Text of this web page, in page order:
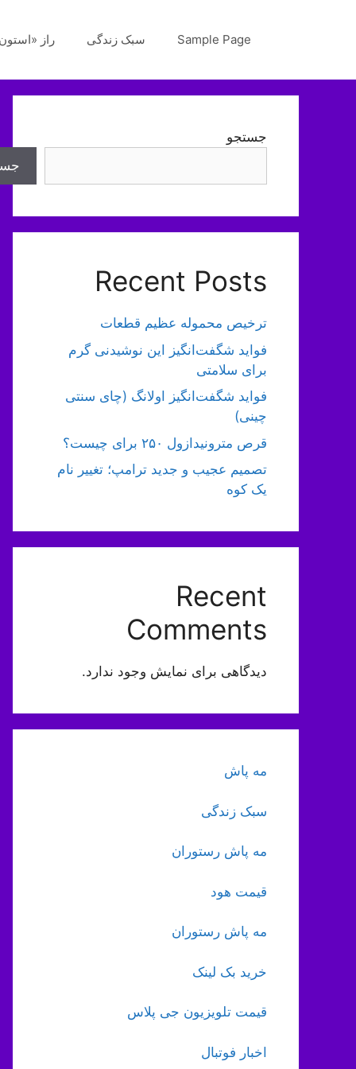
Sample Page سبک زندگی راز
جستجو
Recent Posts
ترخیص محموله عظیم قطعات
فواید شگفت‌انگیز این نوشیدنی گرم
برای سلامتی
فواید شگفت‌انگیز اولانگ (چای سنتی
چینی)
قرص مترونیدازول ۲۵۰ برای چیست؟
تصمیم عجیب و جدید ترامپ؛ تغییر نام
یک کوه
Recent
Comments
دیدگاهی برای نمایش وجود ندارد.
مه پاش
سبک زندگی
مه پاش رستوران
قیمت هود
مه پاش رستوران
خرید بک لینک
قیمت تلویزیون جی پلاس
اخبار فوتبال